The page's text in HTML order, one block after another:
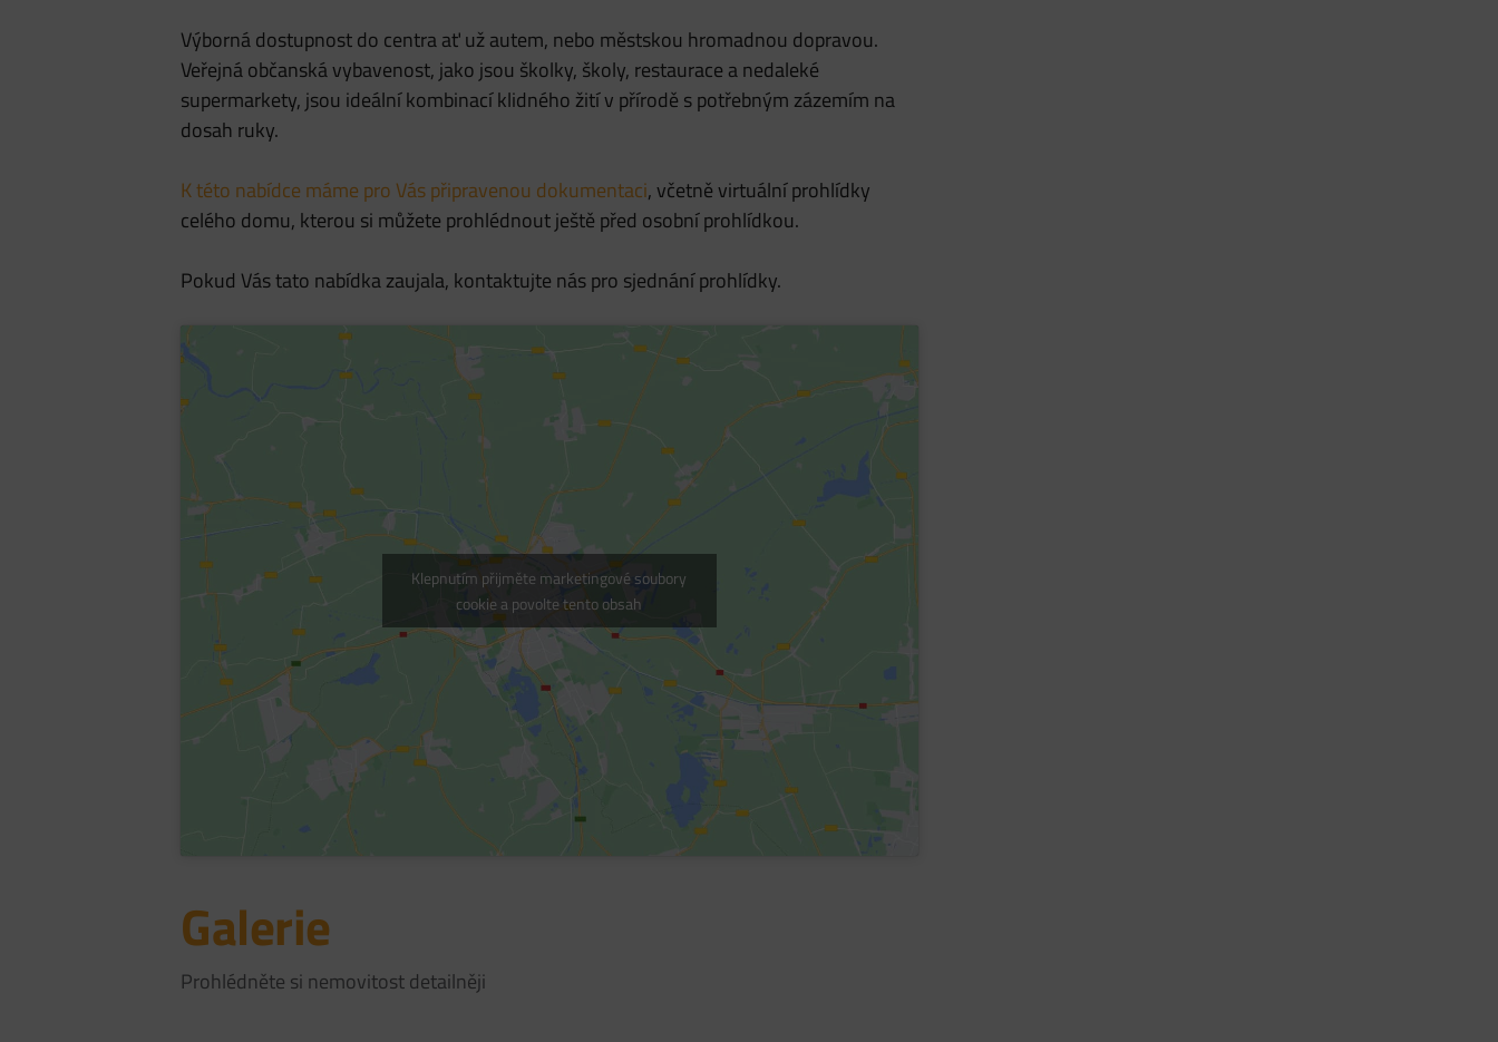
Výborná dostupnost do centra ať už autem, nebo městskou hromadnou dopravou.
Veřejná občanská vybavenost, jako jsou školky, školy, restaurace a nedaleké
supermarkety, jsou ideální kombinací klidného žití v přírodě s potřebným zázemím na
dosah ruky.
K této nabídce máme pro Vás připravenou dokumentaci, včetně virtuální prohlídky
celého domu, kterou si můžete prohlédnout ještě před osobní prohlídkou.
Pokud Vás tato nabídka zaujala, kontaktujte nás pro sjednání prohlídky.
Klepnutím přijměte marketingové soubory
cookie a povolte tento obsah
Galerie
Prohlédněte si nemovitost detailněji